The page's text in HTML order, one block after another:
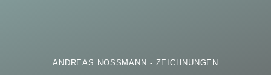
ANDREAS NOSSMANN - ZEICHNUNGEN